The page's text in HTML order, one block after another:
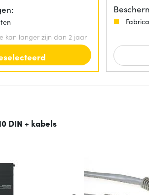
kan langer zijn dan 2 jaar
DIN + kabels